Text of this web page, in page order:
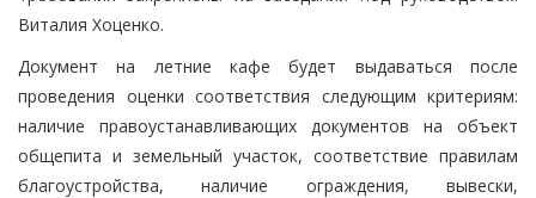
Виталия Хоценко.
Документ на летние кафе будет выдаваться после
проведения оценки соответствия следующим критериям:
наличие правоустанавливающих документов на объект
общепита и земельный участок, соответствие правилам
благоустройства, наличие ограждения, вывески,